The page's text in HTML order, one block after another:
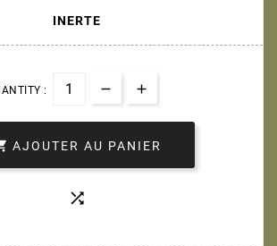
INERTE
:
AJOUTER AU PANIER
